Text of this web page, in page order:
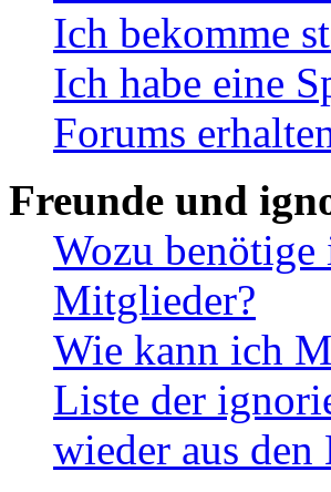
Ich bekomme
Ich habe eine
Forums
Freunde und
Wozu
Mitglieder?
Wie kann ich
Liste der
wieder aus